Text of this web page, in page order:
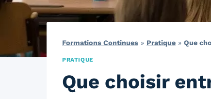
Formations Continues » Pratique » Que
PRATIQUE
Que choisir